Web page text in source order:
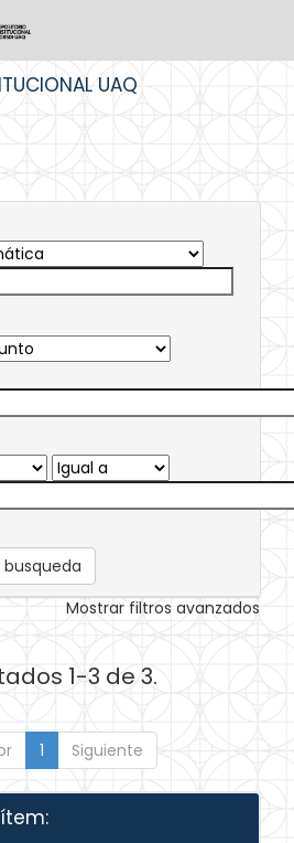
UAQ
Mostrar filtros avanzados
1-3 de 3.
1 Siguiente